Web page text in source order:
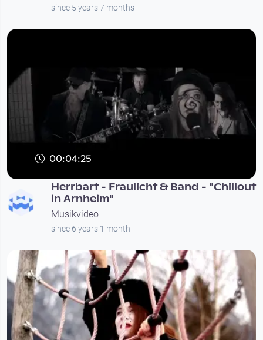
since 5 years 7 months
00:04:25
Herrbart - Fraulicht & Band - "Chillout
in Arnheim"
Musikvideo
since 6 years 1 month